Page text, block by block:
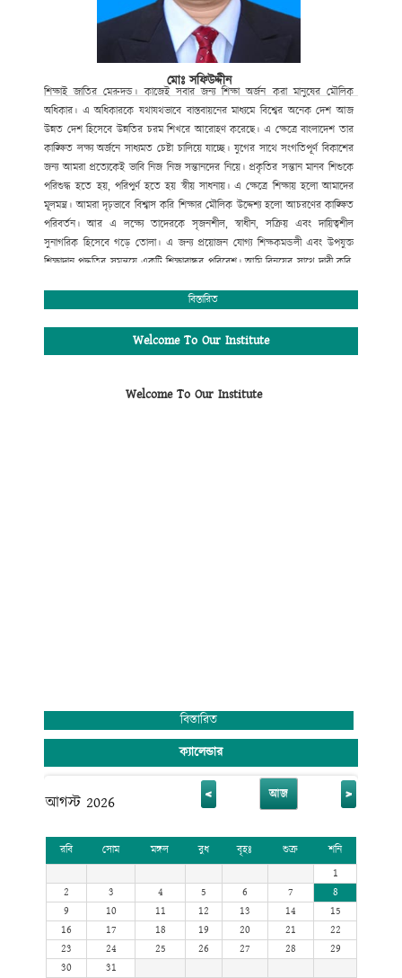
গোকুলখালী মাধ্যমিক বিদ্যালয়
আলমডাঙ্গা, চুয়াডাঙ্গা।
মোঃ সফিউদ্দীন
শিক্ষাই জাতির মেরুদন্ড। কাজেই সবার জন্য শিক্ষা অর্জন করা মানুষের মৌলিক
অধিকার। এ অধিকারকে যথাযথভাবে বাস্তবায়নের মাধ্যমে বিশ্বের অনেক দেশ আজ
উন্নত দেশ হিসেবে উন্নতির চরম শিখরে আরোহণ করেছে। এ ক্ষেত্রে বাংলাদেশ তার
কাঙ্ক্ষিত লক্ষ্য অর্জনে সাধ্যমত চেষ্টা চালিয়ে যাচ্ছে। যুগের সাথে সংগতিপূর্ণ বিকাশের
জন্য আমরা প্রত্যেকেই ভাবি নিজ নিজ সন্তানদের নিয়ে। প্রকৃতির সন্তান মানব শিশুকে
পরিশুদ্ধ হতে হয়, পরিপুর্ণ হতে হয় স্বীয় সাধনায়। এ ক্ষেত্রে শিক্ষায় হলো আমাদের
মূলমন্ত্র। আমরা দৃঢ়ভাবে বিশ্বাস করি শিক্ষার মৌলিক উদ্দেশ্য হলো আচরণের কাঙ্ক্ষিত
পরিবর্তন। আর এ লক্ষ্যে তাদেরকে সৃজনশীল,স্বাধীন,সক্রিয় এবং দায়িত্বশীল
সুনাগরিক হিসেবে গড়ে তোলা। এ জন্য প্রয়োজন যোগ্য শিক্ষকমন্ডলী এবং উপযুক্ত
শিক্ষাদান পদ্ধতির সমন্বয়ে একটি শিক্ষাবান্ধব পরিবেশ। আমি বিনয়ের সাথে দাবী করি,
প্রতিষ্ঠানটিতে
প্রধান শিক্ষক (ভারপ্রাপ্ত)
বিস্তারিত
Welcome To Our Institute
Welcome To Our Institute
বিস্তারিত
ক্যালেন্ডার
আগস্ট 2026 < আজ >
রবি সোম মঙ্গল বুধ বৃহঃ শুক্র
শনি
1
2
3 4 5 6 7
8
9
10 11 12 13 14
15
16
17 18 19 20 21
22
23
24 25 26 27 28
29
30
31